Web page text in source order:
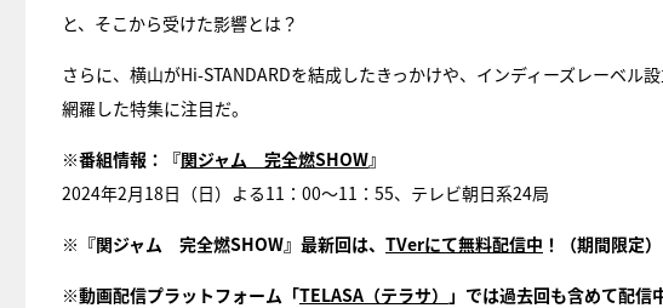
と、そこから受けた影響とは？
さらに、横山がHi-STANDARDを結成したきっかけや、インディーズレーベル
網羅した特集に注目だ。
※番組情報：『関ジャム 完全燃SHOW』
2024年2月18日（日）よる11：00～11：55、テレビ朝日系24局
※『関ジャム 完全燃SHOW』最新回は、 TVerにて無料配信中 ！（期間限定）
※動画配信プラットフォーム「TELASA（テラサ） 」では過去回も含めて配信